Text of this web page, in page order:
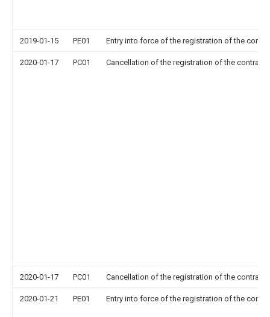
2019-01-15 PE01 Entry into force of the registration of the
2020-01-17 PC01 Cancellation of the registration of the
2020-01-17 PC01 Cancellation of the registration of the
2020-01-21 PE01 Entry into force of the registration of the